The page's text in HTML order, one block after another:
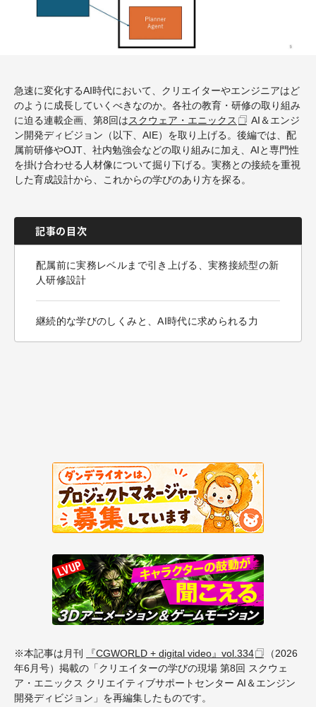
急速に変化するAI時代において、クリエイターやエンジニアはど
のように成長していくべきなのか。各社の教育・研修の取り組み
に迫る連載企画、第8回はスクウェア・エニックス AI ＆エンジ
ン開発ディビジョン（以下、 AIE）を取り上げる。後編では、配
属前研修やOJT 、社内勉強会などの取り組みに加え、 AIと専門性
を掛け合わせる人材像について掘り下げる。実務との接続を重視
した育成設計から、これからの学びのあり方を探る。
記事の目次
配属前に実務レベルまで引き上げる、実務接続型の新
人研修設計
継続的な学びのしくみと、AI時代に求められる力
※本記事は月刊 『CGWORLD + digital video』 vol.334 （2026
年6 月号）掲載の「クリエイターの学びの現場 第8回 スクウェ
ア・エニックス クリエイティブサポートセンター AI ＆エンジン
開発ディビジョン」を再編集したものです。